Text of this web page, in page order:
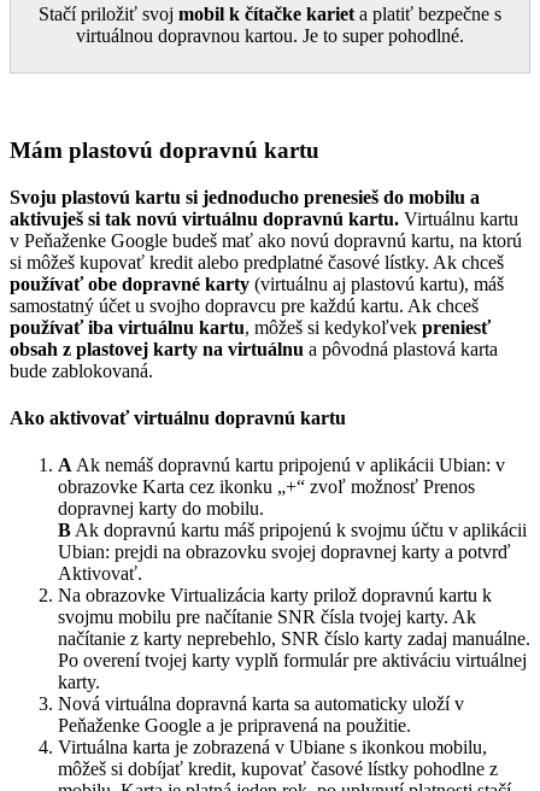
Stačí priložiť svoj mobil k čítačke kariet a platiť bezpečne s
virtuálnou dopravnou kartou. Je to super pohodlné.
Mám plastovú dopravnú kartu
Svoju plastovú kartu si jednoducho prenesieš do mobilu a
aktivuješ si tak novú virtuálnu dopravnú kartu. Virtuálnu kartu
v Peňaženke Google budeš mať ako novú dopravnú kartu, na ktorú
si môžeš kupovať kredit alebo predplatné časové lístky. Ak chceš
používať obe dopravné karty (virtuálnu aj plastovú kartu), máš
samostatný účet u svojho dopravcu pre každú kartu. Ak chceš
používať iba virtuálnu kartu, môžeš si kedykoľvek preniesť
obsah z plastovej karty na virtuálnu a pôvodná plastová karta
bude zablokovaná.
Ako aktivovať virtuálnu dopravnú kartu
A Ak nemáš dopravnú kartu pripojenú v aplikácii Ubian: v
obrazovke Karta cez ikonku „+“ zvoľ možnosť Prenos
dopravnej karty do mobilu.
B Ak dopravnú kartu máš pripojenú k svojmu účtu v aplikácii
Ubian: prejdi na obrazovku svojej dopravnej karty a potvrď
Aktivovať.
Na obrazovke Virtualizácia karty prilož dopravnú kartu k
svojmu mobilu pre načítanie SNR čísla tvojej karty. Ak
načítanie z karty neprebehlo, SNR číslo karty zadaj manuálne.
Po overení tvojej karty vyplň formulár pre aktiváciu virtuálnej
karty.
Nová virtuálna dopravná karta sa automaticky uloží v
Peňaženke Google a je pripravená na použitie.
Virtuálna karta je zobrazená v Ubiane s ikonkou mobilu,
môžeš si dobíjať kredit, kupovať časové lístky pohodlne z